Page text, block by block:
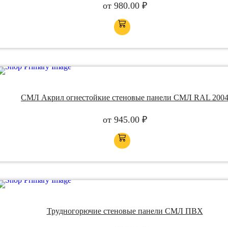
от 980.00 ₽
СМЛ Акрил огнестойкие стеновые панели СМЛ RAL 2004
от 945.00 ₽
Трудногорючие стеновые панели СМЛ ПВХ